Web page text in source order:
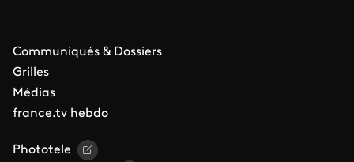
Communiqués & Dossiers
Grilles
Médias
france.tv hebdo
Phototele